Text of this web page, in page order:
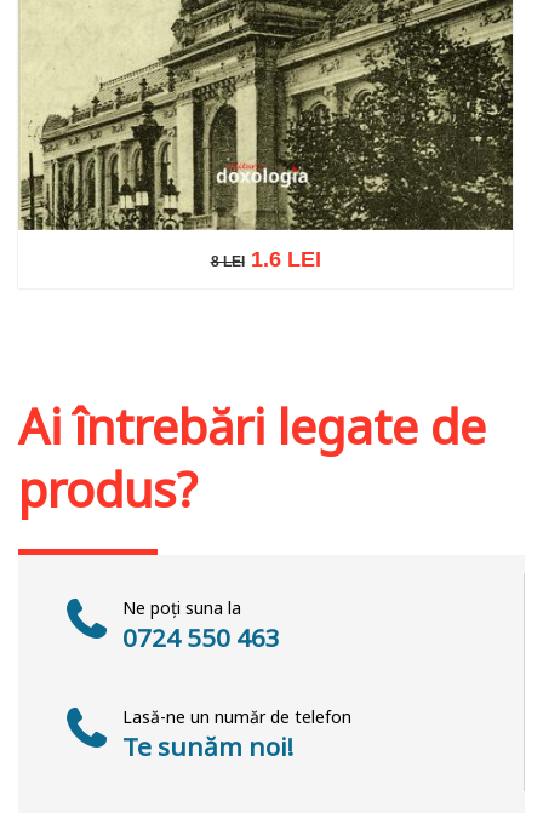
8 LEI
8 LEI1.6 LEI
Ai întrebări legate de
produs?
Ne poți suna la
0724 550 463
Lasă-ne un număr de telefon
Te sunăm noi!